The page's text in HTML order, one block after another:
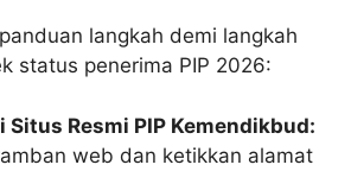
langkah demi langkah
status penerima PIP 2026:
Situs Resmi PIP Kemendikbud:
web dan ketikkan alamat